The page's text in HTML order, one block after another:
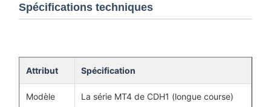
Spécifications techniques
Attribut Spécification
Modèle La série MT4 de CDH1 (longue course)